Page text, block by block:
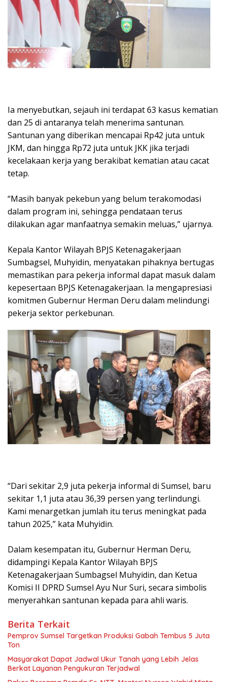
Ia menyebutkan, sejauh ini terdapat 63 kasus kematian
dan 25 di antaranya telah menerima santunan.
Santunan yang diberikan mencapai Rp42 juta untuk
JKM, dan hingga Rp72 juta untuk JKK jika terjadi
kecelakaan kerja yang berakibat kematian atau cacat
tetap.
“Masih banyak pekebun yang belum terakomodasi
dalam program ini, sehingga pendataan terus
dilakukan agar manfaatnya semakin meluas,” ujarnya.
Kepala Kantor Wilayah BPJS Ketenagakerjaan
Sumbagsel, Muhyidin, menyatakan pihaknya bertugas
memastikan para pekerja informal dapat masuk dalam
kepesertaan BPJS Ketenagakerjaan. Ia mengapresiasi
komitmen Gubernur Herman Deru dalam melindungi
pekerja sektor perkebunan.
“Dari sekitar 2,9 juta pekerja informal di Sumsel, baru
sekitar 1,1 juta atau 36,39 persen yang terlindungi.
Kami menargetkan jumlah itu terus meningkat pada
tahun 2025,” kata Muhyidin.
Dalam kesempatan itu, Gubernur Herman Deru,
didampingi Kepala Kantor Wilayah BPJS
Ketenagakerjaan Sumbagsel Muhyidin, dan Ketua
Komisi II DPRD Sumsel Ayu Nur Suri, secara simbolis
menyerahkan santunan kepada para ahli waris.
Berita Terkait
Pemprov Sumsel Targetkan Produksi Gabah Tembus 5 Juta
Ton
Masyarakat Dapat Jadwal Ukur Tanah yang Lebih Jelas
Berkat Layanan Pengukuran Terjadwal